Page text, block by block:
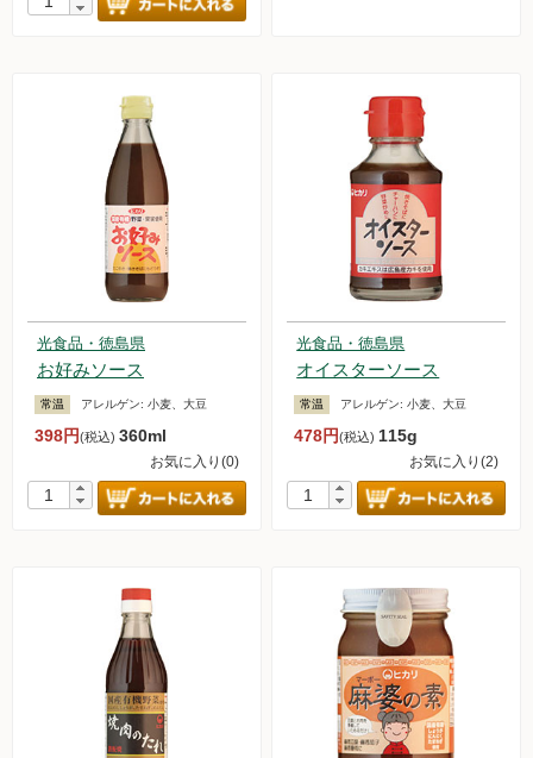
光食品・徳島県
お好みソース
常温 アレルゲン: 小麦、大豆
398円(税込) 360ml
お気に入り(0)
光食品・徳島県
オイスターソース
常温 アレルゲン:小麦、大豆
478円(税込) 115g
お気に入り(2)